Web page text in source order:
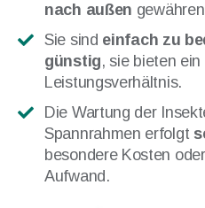
nach außen
Sie sind einfach zu
günstig, sie bieten
Leistungsverhältnis.
Die Wartung der
Spannrahmen erfolgt
besondere Kosten
Aufwand.